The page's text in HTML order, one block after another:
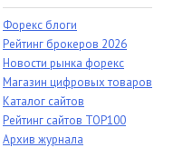
Форекс блоги
Рейтинг брокеров 2026
Новости рынка форекс
Магазин цифровых товаров
Каталог сайтов
Рейтинг сайтов TOP100
Архив журнала